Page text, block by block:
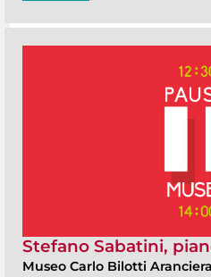
Stefano Sabatini,
Museo Carlo Bilotti